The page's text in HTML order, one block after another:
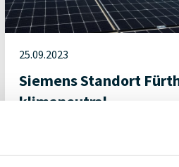
25.09.2023
Siemens Standort
klimaneutral
Asset Management |